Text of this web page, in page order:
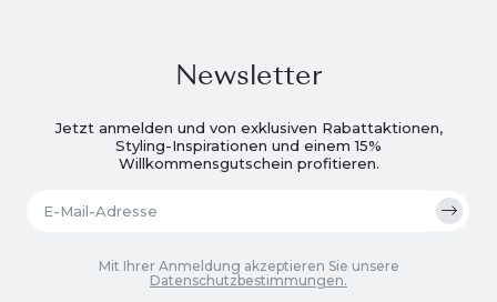
Newsletter
Jetzt anmelden und von exklusiven Rabattaktionen,
Styling-Inspirationen und einem 15%
Willkommensgutschein profitieren.
Mit Ihrer Anmeldung akzeptieren Sie unsere
Datenschutzbestimmungen.